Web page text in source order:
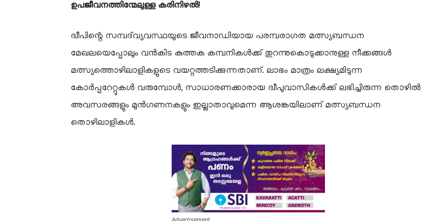
ഉപജീവനത്തിന്മേലുള്ള കരിനിഴൽ!
ദ്വീപിന്റെ സമ്പദ്‌വ്യവസ്ഥയുടെ ജീവനാഡിയായ പരമ്പരാഗത മത്സ്യബന്ധന
മേഖലയെപ്പോലും വൻകിട കുത്തക കമ്പനികൾക്ക് തുറന്നുകൊടുക്കാനുള്ള നീക്കങ്ങൾ
മത്സ്യത്തൊഴിലാളികളുടെ വയറ്റത്തടിക്കുന്നതാണ്. ലാഭം മാത്രം ലക്ഷ്യമിടുന്ന
കോർപ്പറേറ്റുകൾ വരുമ്പോൾ, സാധാരണക്കാരായ ദ്വീപുവാസികൾക്ക് ലഭിച്ചിരുന്ന തൊഴിൽ
അവസരങ്ങളും മുൻഗണനകളും ഇല്ലാതാവുമെന്ന ആശങ്കയിലാണ് മത്സ്യബന്ധന
തൊഴിലാളികൾ.
Advertisement